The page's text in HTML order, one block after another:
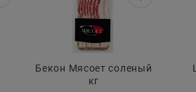
Бекон Мясоет соленый
кг